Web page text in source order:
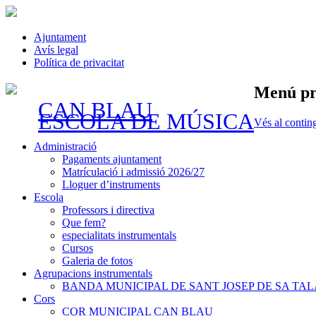
Ajuntament
Avís legal
Política de privacitat
CAN BLAU
ESCOLA DE MÚSICA
Menú
Vés al
Administració
Pagaments ajuntament
Matrículació i admissió 2026/27
Lloguer d’instruments
Escola
Professors i directiva
Que fem?
especialitats instrumentals
Cursos
Galeria de fotos
Agrupacions instrumentals
BANDA MUNICIPAL DE SANT JOSEP DE SA
Cors
COR MUNICIPAL CAN BLAU